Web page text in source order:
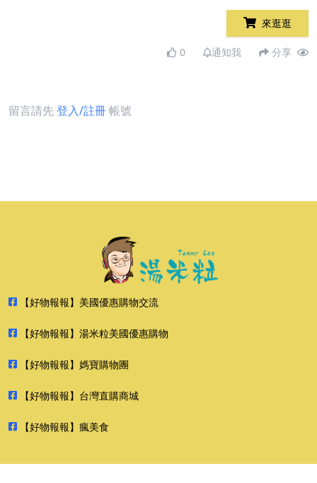
來逛逛
0 通知我 分享
留言請先登入/註冊帳號
【好物報報】美國優惠購物交流
【好物報報】湯米粒美國優惠購物
【好物報報】媽寶購物團
【好物報報】台灣直購商城
【好物報報】瘋美食